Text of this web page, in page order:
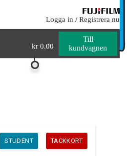
Logga in / Registrera nu
kr 0.00
kr 0.00
Till
kundvagnen
STUDENT TACKKORT